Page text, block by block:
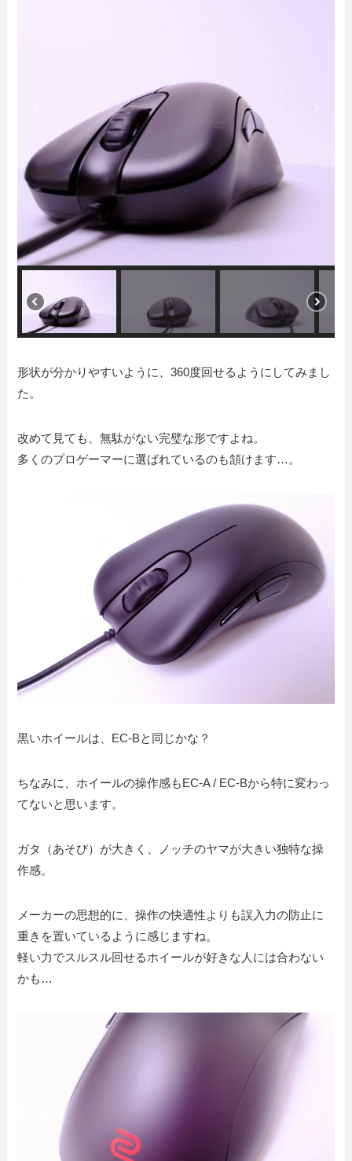
形状が分かりやすいように、360度回せるようにしてみまし
た。
改めて見ても、無駄がない完璧な形ですよね。
多くのプロゲーマーに選ばれているのも頷けます…。
黒いホイールは、EC-Bと同じかな？
ちなみに、ホイールの操作感もEC-A / EC-Bから特に変わっ
てないと思います。
ガタ（あそび）が大きく、ノッチのヤマが大きい独特な操
作感。
メーカーの思想的に、操作の快適性よりも誤入力の防止に
重きを置いているように感じますね。
軽い力でスルスル回せるホイールが好きな人には合わない
かも…